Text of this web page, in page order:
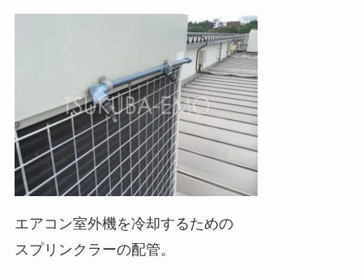
エアコン室外機を冷却するための
スプリンクラーの配管。